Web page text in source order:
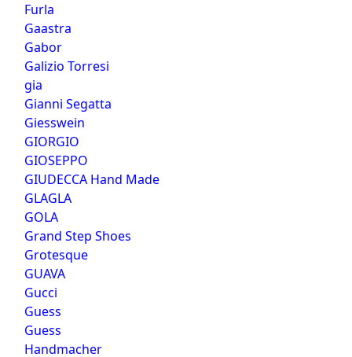
Furla
Gaastra
Gabor
Galizio Torresi
gia
Gianni Segatta
Giesswein
GIORGIO
GIOSEPPO
GIUDECCA Hand Made
GLAGLA
GOLA
Grand Step Shoes
Grotesque
GUAVA
Gucci
Guess
Guess
Handmacher